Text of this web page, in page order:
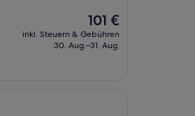
Der
Preis
beträgt
101 €
inkl. Steuern & Gebühren
30. Aug.–31. Aug.